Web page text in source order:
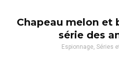
Chapeau melon et
série des
Espionnage, Séries